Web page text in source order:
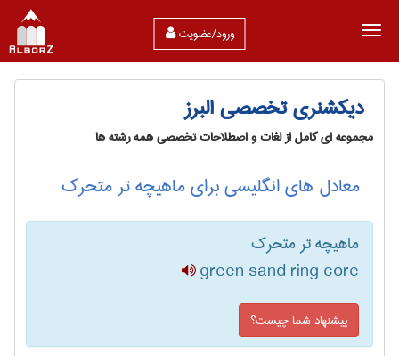
ورود/عضویت
دیکشنری تخصصی البرز
مجموعه ای کامل از لغات و اصطلاحات تخصصی همه رشته ها
معادل های انگلیسی برای ماهیچه تر متحرک
ماهیچه تر متحرک
green sand ring core
پیشنهاد شما چیست؟